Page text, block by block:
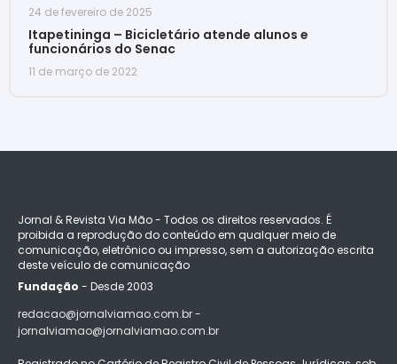
24 de fevereiro de 2025
Itapetininga – Bicicletário atende alunos e
funcionários do Senac
11 de março de 2022
Jornal & Revista Via Mão - Todos os direitos reservados. É
proibida a reprodução do conteúdo em qualquer meio de
comunicação, eletrônico ou impresso, sem a autorização escrita
deste veículo de comunicação
Fundação - Desde 2003
redacao@jornalviamao.com.br -
jornalviamao@jornalviamao.com.br